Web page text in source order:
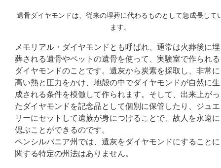
遺骨ダイヤモンドは、従来の埋葬に代わるものとして急成長して
ます。
メモリアル・ダイヤモンドとも呼ばれ、通常は火葬後に埋
葬される遺骨やペットの遺骨を使って、実験室で作られる
ダイヤモンドのことです。遺灰から炭素を採取し、非常に
高い熱と圧力をかけ、地殻の中でダイヤモンドが自然に生
成される条件を模倣して作られます。そして、出来上がっ
たダイヤモンドを記念品として個別に保管したり、ジュエ
リーにセットして遺族が身につけることで、故人を永遠に
偲ぶことができるのです。
ペンシルバニア州では、遺灰をダイヤモンドにすることに
関する特定の州法はありません。